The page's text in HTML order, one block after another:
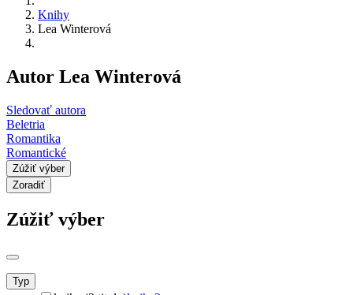
Knihy
Lea Winterová
Autor Lea Winterová
Sledovať autora
Beletria
Romantika
Romantické
Zúžiť výber
Zoradiť
Zúžiť výber
Typ